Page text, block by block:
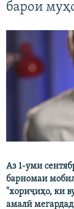
барои
Аз 1-уми
барномаи
"хориҷиҳо, ки
амалӣ